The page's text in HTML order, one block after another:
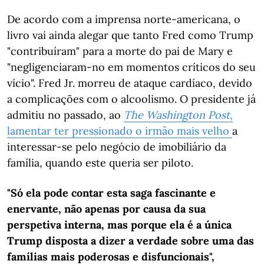
De acordo com a imprensa norte-americana, o
livro vai ainda alegar que tanto Fred como Trump
"contribuíram" para a morte do pai de Mary e
"negligenciaram-no em momentos críticos do seu
vício". Fred Jr. morreu de ataque cardíaco, devido
a complicações com o alcoolismo. O presidente já
admitiu no passado, ao The Washington Post,
lamentar ter pressionado o irmão mais velho a
interessar-se pelo negócio de imobiliário da
família, quando este queria ser piloto.
"Só ela pode contar esta saga fascinante e
enervante, não apenas por causa da sua
perspetiva interna, mas porque ela é a única
Trump disposta a dizer a verdade sobre uma das
famílias mais poderosas e disfuncionais",